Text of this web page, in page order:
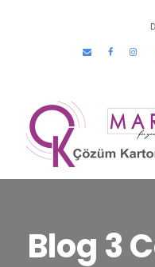
Blog 3